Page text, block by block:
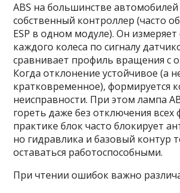
ABS на большинстве
собственный контроллер (часто
ESP в одном модуле). Он измеряет
каждого колеса по сигналу
сравнивает профиль вращения с
Когда отклонение устойчивое (а
кратковременное), формируется
неисправности. При этом лампа
гореть даже без отключения всех
практике блок часто блокирует
но гидравлика и базовый контур
оставаться работоспособными.
При чтении ошибок важно